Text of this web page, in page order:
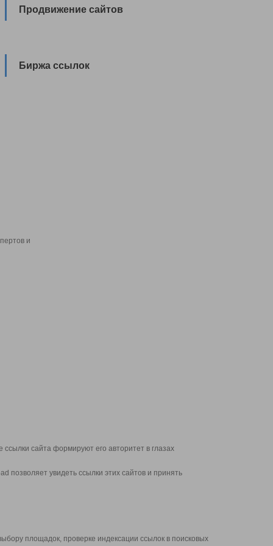
Продвижение сайтов
Биржа ссылок
и
сайта формируют его авторитет в глазах
увидеть ссылки этих сайтов и принять
площадок, проверке индексации ссылок в поисковых